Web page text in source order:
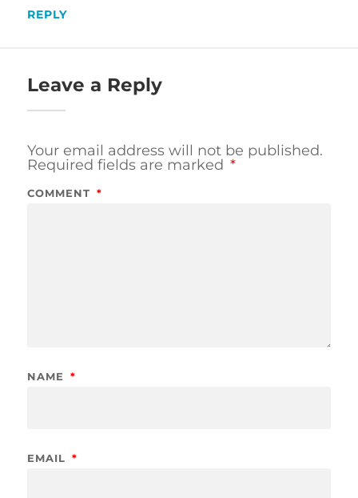
REPLY
Leave a Reply
Your email address will not be published.
Required fields are marked *
COMMENT *
NAME *
EMAIL *